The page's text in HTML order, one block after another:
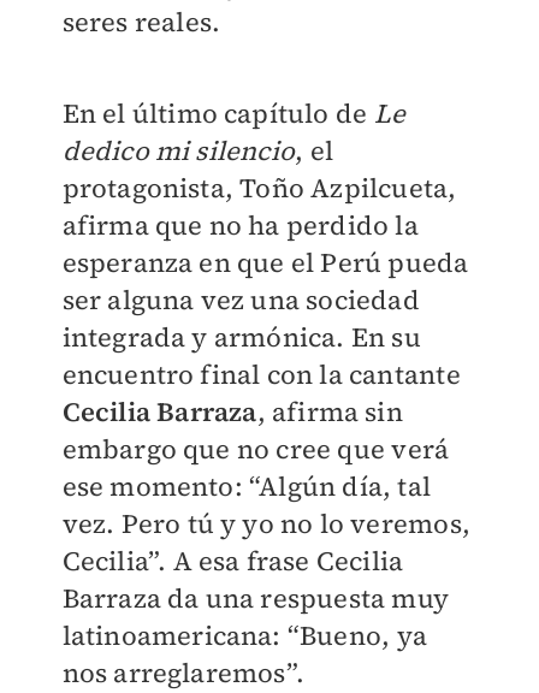
seres reales.
En el último capítulo de Le
dedico mi silencio, el
protagonista, Toño Azpilcueta,
afirma que no ha perdido la
esperanza en que el Perú pueda
ser alguna vez una sociedad
integrada y armónica. En su
encuentro final con la cantante
Cecilia Barraza, afirma sin
embargo que no cree que verá
ese momento: “Algún día, tal
vez. Pero tú y yo no lo veremos,
Cecilia”. A esa frase Cecilia
Barraza da una respuesta muy
latinoamericana: “Bueno, ya
nos arreglaremos”.